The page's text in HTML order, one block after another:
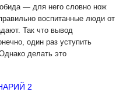
— для него словно нож
воспитанные люди от
Так что вывод
один раз уступить
делать это
2